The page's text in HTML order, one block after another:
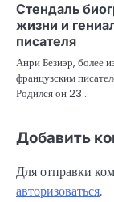
Стендаль
жизни и
писателя
Анри Безиэр, более
французским
Родился он 23…
Добавить
Для отправки
авторизоваться.